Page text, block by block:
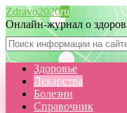
Zdravo2020ru
Онлайн-журнал о
Здоровье
Лекарства
Болезни
Справочник